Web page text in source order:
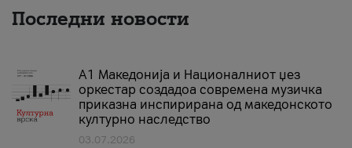
Последни новости
А1 Македонија и Националниот џез
оркестар создадоа современа музичка
приказна инспирирана од македонското
културно наследство
03.07.2026